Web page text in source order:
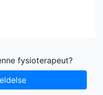
fysioterapeut?